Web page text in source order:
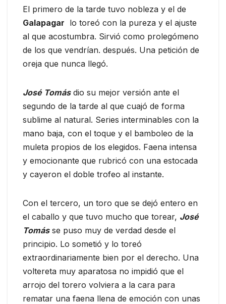
El primero de la tarde tuvo nobleza y el de
Galapagar lo toreó con la pureza y el ajuste
al que acostumbra. Sirvió como prolegómeno
de los que vendrían. después. Una petición de
oreja que nunca llegó.
José Tomásdio su mejor versión ante el
segundo de la tarde al que cuajó de forma
sublime al natural. Series interminables con la
mano baja, con el toque y el bamboleo de la
muleta propios de los elegidos. Faena intensa
y emocionante que rubricó con una estocada
y cayeron el doble trofeo al instante.
Con el tercero, un toro que se dejó entero en
el caballo y que tuvo mucho que torear, José
Tomásse puso muy de verdad desde el
principio. Lo sometió y lo toreó
extraordinariamente bien por el derecho. Una
voltereta muy aparatosa no impidió que el
arrojo del torero volviera a la cara para
rematar una faena llena de emoción con unas